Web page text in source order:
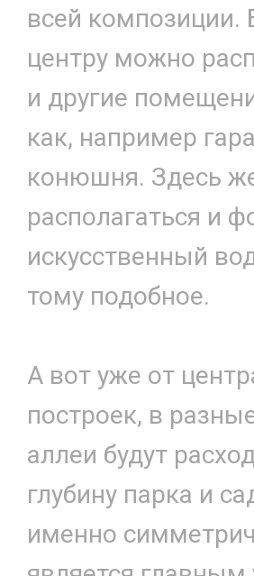
всей композиции.
центру можно
и другие
как, например
конюшня. Здесь
располагаться и
искусственный
тому подобное.
А вот уже от
построек, в
аллеи будут
глубину парка и
именно